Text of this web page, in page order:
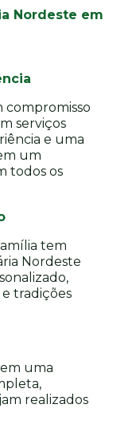
Nordeste em
compromisso
serviços
e uma
um
todos os
tem
Nordeste
tradições
uma
realizados